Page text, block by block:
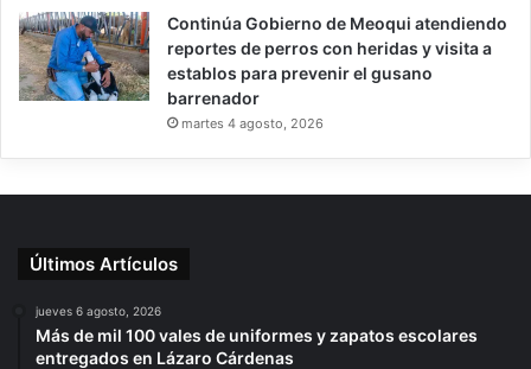
Continúa Gobierno de Meoqui atendiendo
reportes de perros con heridas y visita a
establos para prevenir el gusano
barrenador
martes 4 agosto, 2026
Últimos Artículos
jueves 6 agosto, 2026
Más de mil 100 vales de uniformes y zapatos escolares
entregados en Lázaro Cárdenas